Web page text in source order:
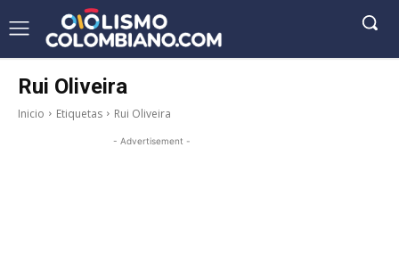
Rui Oliveira
Inicio Etiquetas Rui Oliveira
- Advertisement -